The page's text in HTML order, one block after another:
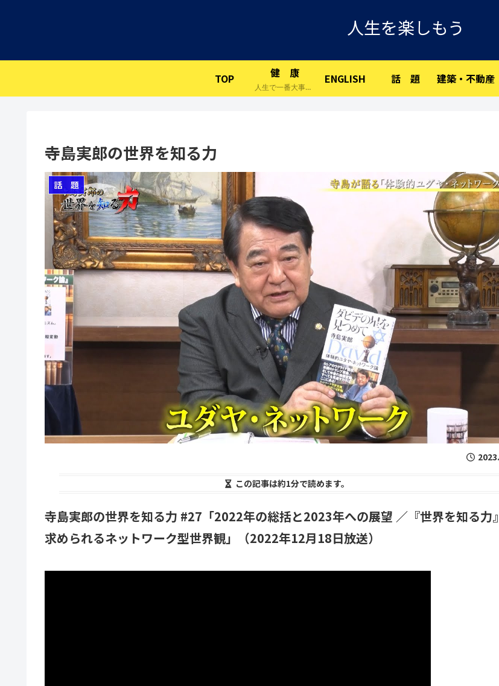
人生を楽しもう
TOP 健 康
人生で一番大事な物です。
ENGLISH 話 題 建築・不動産
寺島実郎の世界を知る力
話 題
この記事は約1分で読めます。
寺島実郎の世界を知る力 #27「2022年の総括と2023年への展望 ／『世界を知る力
求められるネットワーク型世界観」（2022年12月18日放送）